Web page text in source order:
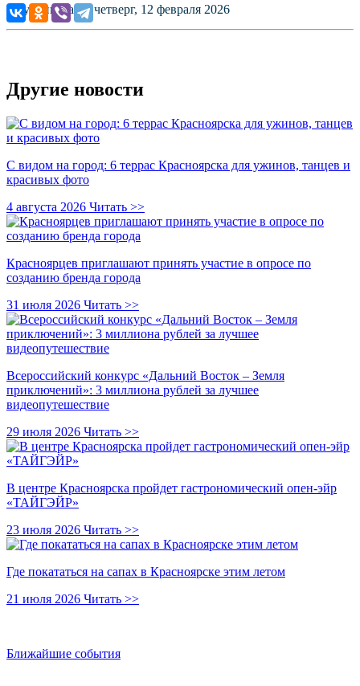
Опубликовано: четверг, 12 февраля 2026
Другие новости
С видом на город: 6 террас Красноярска для ужинов, танцев и
красивых фото
4 августа 2026 Читать >>
Красноярцев приглашают принять участие в опросе по
созданию бренда города
31 июля 2026 Читать >>
Всероссийский конкурс «Дальний Восток – Земля
приключений»: 3 миллиона рублей за лучшее
видеопутешествие
29 июля 2026 Читать >>
В центре Красноярска пройдет гастрономический опен-эйр
«ТАЙГЭЙР»
23 июля 2026 Читать >>
Где покататься на сапах в Красноярске этим летом
21 июля 2026 Читать >>
Ближайшие события